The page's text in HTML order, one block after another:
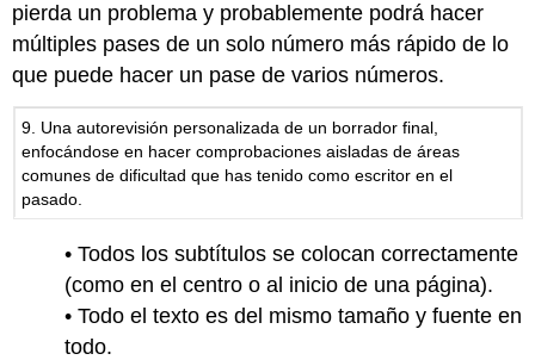
pierda un problema y probablemente podrá hacer
múltiples pases de un solo número más rápido de lo
que puede hacer un pase de varios números.
9. Una autorevisión personalizada de un borrador final,
enfocándose en hacer comprobaciones aisladas de áreas
comunes de dificultad que has tenido como escritor en el
pasado.
• Todos los subtítulos se colocan correctamente
(como en el centro o al inicio de una página).
• Todo el texto es del mismo tamaño y fuente en
todo.